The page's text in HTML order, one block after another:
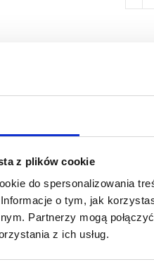
z plików cookie
do spersonalizowania
o tym, jak
Partnerzy mogą
z ich usług.
Szczegóły